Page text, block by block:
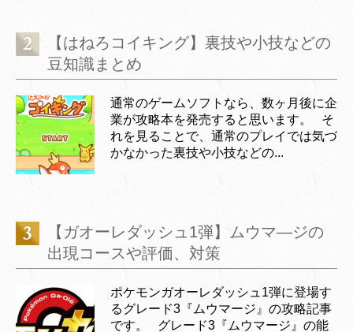
【はねろコイキング】裏技や小技などの
豆知識まとめ
通常のゲームソフトなら、数ヶ月後に企
業が攻略本を発売すると思います。 そ
れを見ることで、通常のプレイでは気づ
かなかった裏技や小技などの...
【ガオーレダッシュ1弾】ムウマ―ジの
出現コースや評価、対策
ポケモンガオーレダッシュ1弾に登場す
るグレード3『ムウマージ』の攻略記事
です。 グレード3『ムウマージ』の能